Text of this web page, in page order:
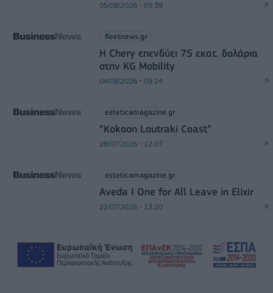
05/08/2026 - 05:39
fleetnews.gr
Η Chery επενδύει 75 εκατ. δολάρια
στην KG Mobility
04/08/2026 - 09:24
esteticamagazine.gr
“Kokoon Loutraki Coast”
28/07/2026 - 12:07
esteticamagazine.gr
Aveda I One for All Leave in Elixir
22/07/2026 - 13:20